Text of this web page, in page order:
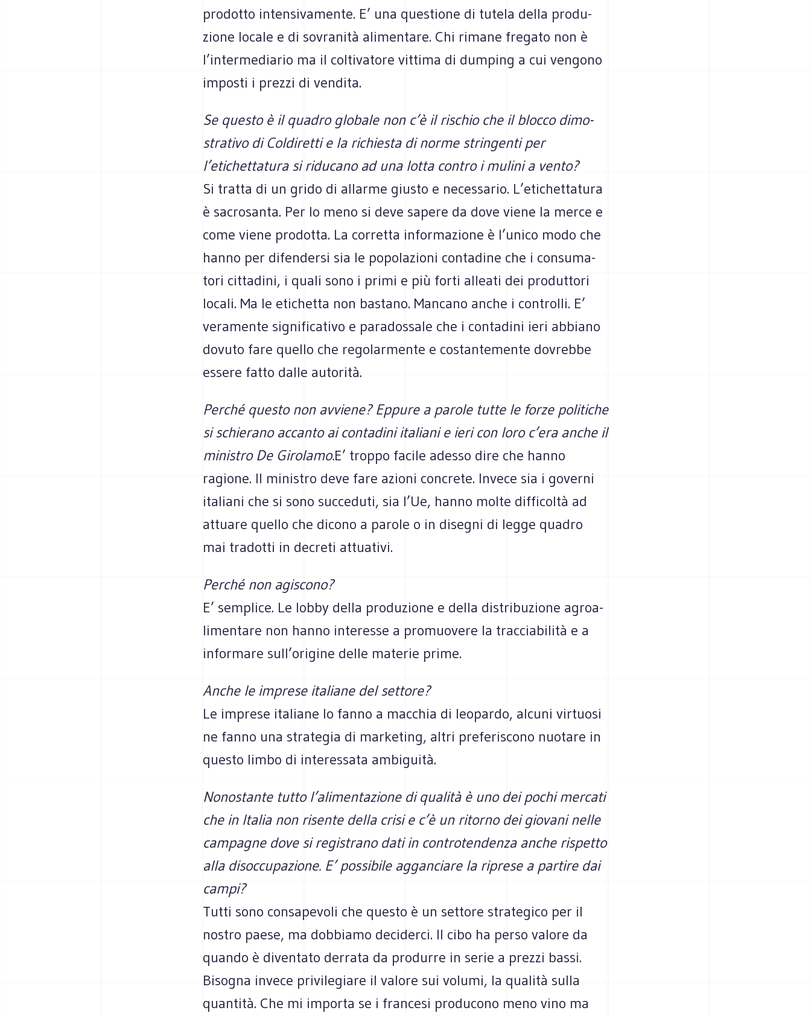
pro­dotto inten­si­va­mente. E’ una que­stione di tutela della pro­du­
zione locale e di sovra­nità ali­men­tare. Chi rimane fre­gato non è
l’intermediario ma il col­ti­va­tore vit­tima di dum­ping a cui ven­gono
impo­sti i prezzi di ven­dita.
Se que­sto è il qua­dro glo­bale non c’è il rischio che il blocco dimo­
stra­tivo di Col­di­retti e la richie­sta di norme strin­genti per
l’etichettatura si ridu­cano ad una lotta con­tro i mulini a vento?
Si tratta di un grido di allarme giu­sto e neces­sa­rio. L’etichettatura
è sacro­santa. Per lo meno si deve sapere da dove viene la merce e
come viene pro­dotta. La cor­retta infor­ma­zione è l’unico modo che
hanno per difen­dersi sia le popo­la­zioni con­ta­dine che i con­su­ma­
tori cit­ta­dini, i quali sono i primi e più forti alleati dei pro­dut­tori
locali. Ma le eti­chetta non bastano. Man­cano anche i con­trolli. E’
vera­mente signi­fi­ca­tivo e para­dos­sale che i con­ta­dini ieri abbiano
dovuto fare quello che rego­lar­mente e costan­te­mente dovrebbe
essere fatto dalle auto­rità.
Per­ché que­sto non avviene? Eppure a parole tutte le forze poli­ti­che
si schie­rano accanto ai con­ta­dini ita­liani e ieri con loro c’era anche il
mini­stro De Giro­lamo.E’ troppo facile adesso dire che hanno
ragione. Il mini­stro deve fare azioni con­crete. Invece sia i governi
ita­liani che si sono suc­ce­duti, sia l’Ue, hanno molte dif­fi­coltà ad
attuare quello che dicono a parole o in dise­gni di legge qua­dro
mai tra­dotti in decreti attua­tivi.
Per­ché non agi­scono?
E’ sem­plice. Le lobby della pro­du­zione e della distri­bu­zione agroa­
li­men­tare non hanno inte­resse a pro­muo­vere la trac­cia­bi­lità e a
infor­mare sull’origine delle mate­rie prime.
Anche le imprese ita­liane del set­tore?
Le imprese ita­liane lo fanno a mac­chia di leo­pardo, alcuni vir­tuosi
ne fanno una stra­te­gia di mar­ke­ting, altri pre­fe­ri­scono nuo­tare in
que­sto limbo di inte­res­sata ambi­guità.
Nono­stante tutto l’alimentazione di qua­lità è uno dei pochi mer­cati
che in Ita­lia non risente della crisi e c’è un ritorno dei gio­vani nelle
cam­pa­gne dove si regi­strano dati in con­tro­ten­denza anche rispetto
alla disoc­cu­pa­zione. E’ pos­si­bile aggan­ciare la riprese a par­tire dai
campi?
Tutti sono con­sa­pe­voli che que­sto è un set­tore stra­te­gico per il
nostro paese, ma dob­biamo deci­derci. Il cibo ha perso valore da
quando è diven­tato der­rata da pro­durre in serie a prezzi bassi.
Biso­gna invece pri­vi­le­giare il valore sui volumi, la qua­lità sulla
quan­tità. Che mi importa se i fran­cesi pro­du­cono meno vino ma